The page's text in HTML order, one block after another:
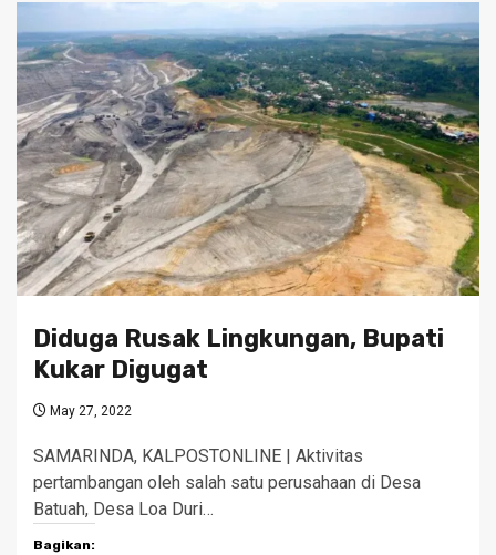
Diduga Rusak Lingkungan, Bupati
Kukar Digugat
May 27, 2022
SAMARINDA, KALPOSTONLINE | Aktivitas
pertambangan oleh salah satu perusahaan di Desa
Batuah, Desa Loa Duri…
Bagikan: